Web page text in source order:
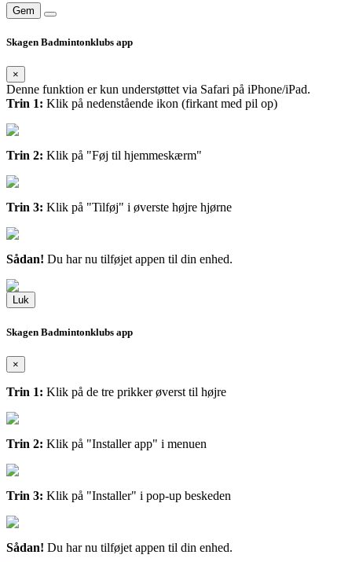
Gem
Skagen Badmintonklubs app
×
Denne funktion er kun understøttet via Safari på iPhone/iPad.
Trin 1: Klik på nedenstående ikon (firkant med pil op)
Trin 2: Klik på "Føj til hjemmeskærm"
Trin 3: Klik på "Tilføj" i øverste højre hjørne
Sådan! Du har nu tilføjet appen til din enhed.
Luk
Skagen Badmintonklubs app
×
Trin 1: Klik på de tre prikker øverst til højre
Trin 2: Klik på "Installer app" i menuen
Trin 3: Klik på "Installer" i pop-up beskeden
Sådan! Du har nu tilføjet appen til din enhed.